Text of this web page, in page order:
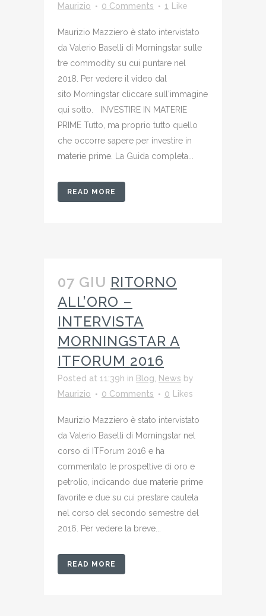
Maurizio
0 Comments 1 Like
Maurizio Mazziero è stato intervistato
da Valerio Baselli di Morningstar sulle
tre commodity su cui puntare nel
2018. Per vedere il video dal
sito Morningstar cliccare sull'immagine
qui sotto. INVESTIRE IN MATERIE
PRIME Tutto, ma proprio tutto quello
che occorre sapere per investire in
materie prime. La Guida completa...
READ MORE
07 GIU RITORNO
ALL’ORO –
INTERVISTA
MORNINGSTAR A
ITFORUM 2016
Posted at 11:39h in Blog News by
Maurizio
0 Comments 0 Likes
Maurizio Mazziero è stato intervistato
da Valerio Baselli di Morningstar nel
corso di ITForum 2016 e ha
commentato le prospettive di oro e
petrolio, indicando due materie prime
favorite e due su cui prestare cautela
nel corso del secondo semestre del
2016. Per vedere la breve...
READ MORE